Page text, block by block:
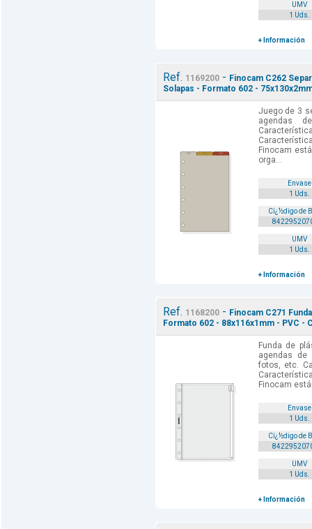
UMV
1 Uds.
+ Información
Ref. 1169200- Finocam C262
Solapas - Formato 602 -
Juego de 3
agendas
Finocam
orga...
Envase
1 Uds.
Cï¿½digo de
UMV
1 Uds.
+ Información
Ref. 1168200- Finocam C271
Formato 602 - 88x116x1mm - PVC -
Funda de
agendas de
fotos, etc.
Finocam
Envase
1 Uds.
Cï¿½digo de
UMV
1 Uds.
+ Información